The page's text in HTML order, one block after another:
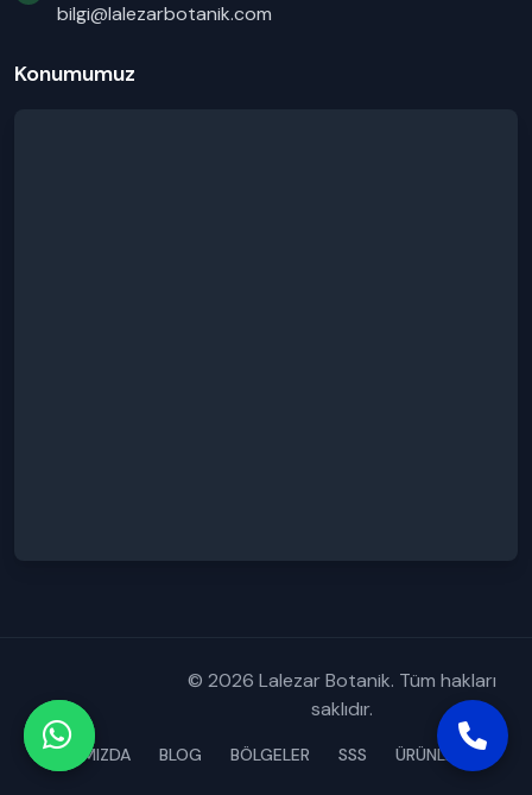
bilgi@lalezarbotanik.com
Konumumuz
© 2026 Lalezar Botanik. Tüm hakları
saklıdır.
HAKKIMIZDA BLOG BÖLGELER SSS ÜRÜNLERİMİZ